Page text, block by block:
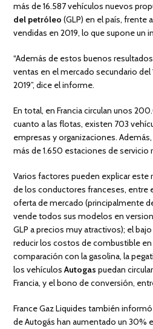
más de 16.587 vehículos nuevos
del petróleo (GLP) en el país, frente
vendidas en 2019, lo que supone un
“Además de estos buenos
ventas en el mercado secundario
2019”, dice el informe.
En total, en Francia circulan unos
cuanto a las flotas, existen 703
empresas y organizaciones.
más de 1.650 estaciones de servicio
Varios factores pueden explicar
de los conductores franceses, entre
oferta de mercado (principalmente
vende todos sus modelos en
GLP a precios muy atractivos); el
reducir los costos de combustible en
comparación con la gasolina, la
los vehículosAutogas puedan
Francia, y el bono de conversión,
France Gaz Liquides también
de Autogás han aumentado un 30%